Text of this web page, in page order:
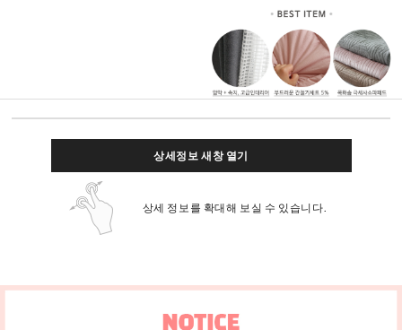
상세정보 새창 열기
상세 정보를 확대해 보실 수 있습니다.